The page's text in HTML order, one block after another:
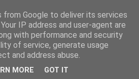
from Google to deliver its services
IP address and user-agent are
with performance and security
of service, generate usage
and address abuse.
MORE GOT IT